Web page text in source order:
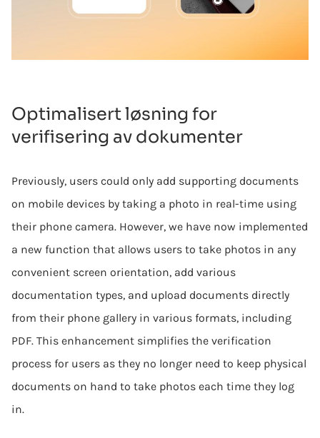
Optimalisert løsning for
verifisering av dokumenter
Previously, users could only add supporting documents
on mobile devices by taking a photo in real-time using
their phone camera. However, we have now implemented
a new function that allows users to take photos in any
convenient screen orientation, add various
documentation types, and upload documents directly
from their phone gallery in various formats, including
PDF. This enhancement simplifies the verification
process for users as they no longer need to keep physical
documents on hand to take photos each time they log
in.